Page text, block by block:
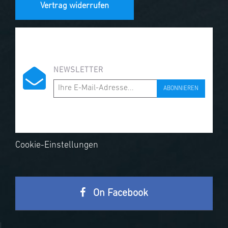
Vertrag widerrufen
NEWSLETTER
ABONNIEREN
Cookie-Einstellungen
On Facebook